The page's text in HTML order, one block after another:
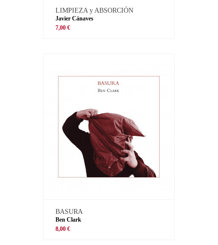
LIMPIEZA y ABSORCIÓN
Javier Cánaves
7,00 €
BASURA
Ben Clark
8,00 €